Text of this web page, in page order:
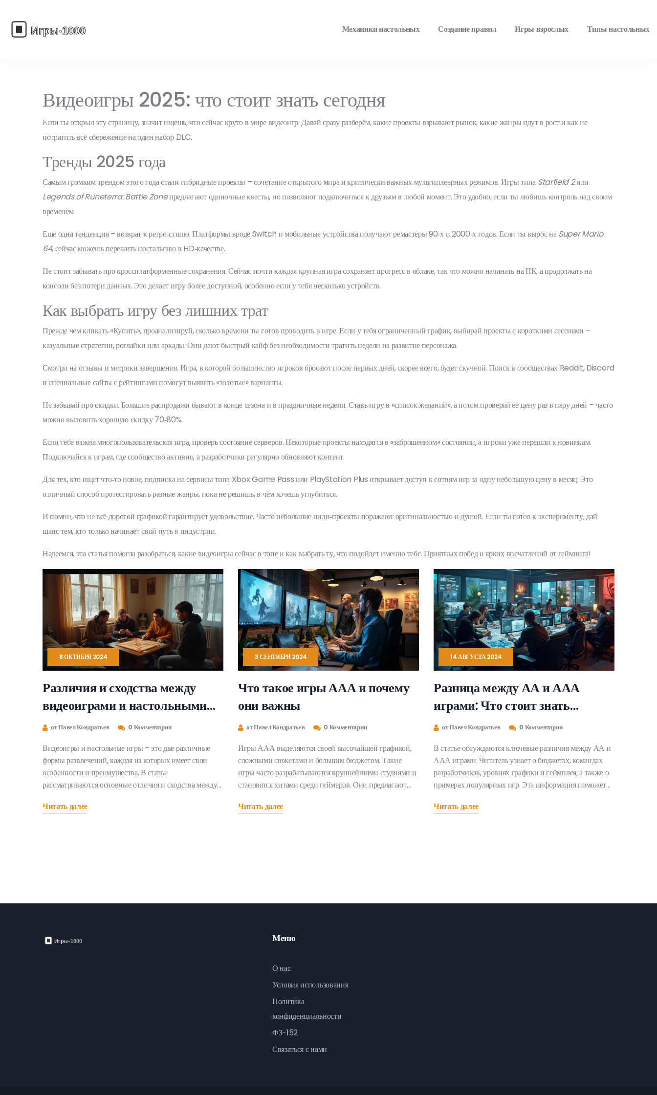
Механики настольных Создание правил Игры взрослых Типы настольных
Видеоигры 2025: что стоит знать сегодня
Если ты открыл эту страницу, значит ищешь, что сейчас круто в мире видеоигр. Давай сразу разберём, какие проекты взрывают рынок, какие жанры идут в рост и как не
потратить всё сбережение на один набор DLC.
Тренды 2025 года
Самым громким трендом этого года стали гибридные проекты – сочетание открытого мира и критически важных мультиплеерных режимов. Игры типа Starfield 2или
Legends of Runeterra: Battle Zoneпредлагают одиночные квесты, но позволяют подключиться к друзьям в любой момент. Это удобно, если ты любишь контроль над своим
временем.
Еще одна тенденция – возврат к ретро‑стилю. Платформы вроде Switch и мобильные устройства получают ремастеры 90‑х и 2000‑х годов. Если ты вырос наSuper Mario
64, сейчас можешь пережить ностальгию в HD‑качестве.
Не стоит забывать про кроссплатформенные сохранения. Сейчас почти каждая крупная игра сохраняет прогресс в облаке, так что можно начинать на ПК, а продолжать на
консоли без потери данных. Это делает игру более доступной, особенно если у тебя несколько устройств.
Как выбрать игру без лишних трат
Прежде чем кликать «Купить», проанализируй, сколько времени ты готов проводить в игре. Если у тебя ограниченный график, выбирай проекты с короткими сессиями –
казуальные стратегии, роглайки или аркады. Они дают быстрый кайф без необходимости тратить недели на развитие персонажа.
Смотри на отзывы и метрики завершения. Игра, в которой большинство игроков бросают после первых дней, скорее всего, будет скучной. Поиск в сообществах Reddit, Discord
и специальные сайты с рейтингами помогут выявить «золотые» варианты.
Не забывай про скидки. Большие распродажи бывают в конце сезона и в праздничные недели. Ставь игру в «список желаний», а потом проверяй её цену раз в пару дней – часто
можно выловить хорошую скидку 70‑80%.
Если тебе важна многопользовательская игра, проверь состояние серверов. Некоторые проекты находятся в «заброшенном» состоянии, а игроки уже перешли к новинкам.
Подключайся к играм, где сообщество активно, а разработчики регулярно обновляют контент.
Для тех, кто ищет что‑то новое, подписка на сервисы типа Xbox Game Pass или PlayStation Plus открывает доступ к сотням игр за одну небольшую цену в месяц. Это
отличный способ протестировать разные жанры, пока не решишь, в чём хочешь углубиться.
И помни, что не всё дорогой графикой гарантирует удовольствие. Часто небольшие инди‑проекты поражают оригинальностью и душой. Если ты готов к эксперименту, дай
шанс тем, кто только начинает свой путь в индустрии.
Надеемся, эта статья помогла разобраться, какие видеоигры сейчас в топе и как выбрать ту, что подойдет именно тебе. Приятных побед и ярких впечатлений от гейминга!
8 ОКТЯБРЯ 2024
Различия и сходства между
видеоиграми и настольными
играми
от Павел Кондратьев 0 Комментарии
Видеоигры и настольные игры – это две различные
формы развлечений, каждая из которых имеет свои
особенности и преимущества. В статье
рассматриваются основные отличия и сходства между
аспекты и развитие каждого направления. Приводятся
Читать далее
3 СЕНТЯБРЯ 2024
Что такое игры ААА и почему
они важны
от Павел Кондратьев 0 Комментарии
Игры ААА выделяются своей высочайшей графикой,
сложными сюжетами и большим бюджетом. Такие
игры часто разрабатываются крупнейшими студиями и
становятся хитами среди геймеров. Они предлагают
погрузиться в тщательно проработанные виртуальные
Читать далее
14 АВГУСТА 2024
Разница между АА и ААА
играми: Что стоит знать
геймерам
от Павел Кондратьев 0 Комментарии
В статье обсуждаются ключевые различия между АА и
ААА играми. Читатель узнает о бюджетах, командах
разработчиков, уровнях графики и геймплея, а также о
примерах популярных игр. Эта информация поможет
проектами.
Читать далее
Меню
О нас
Условия использования
Политика
конфиденциальности
ФЗ-152
Связаться с нами